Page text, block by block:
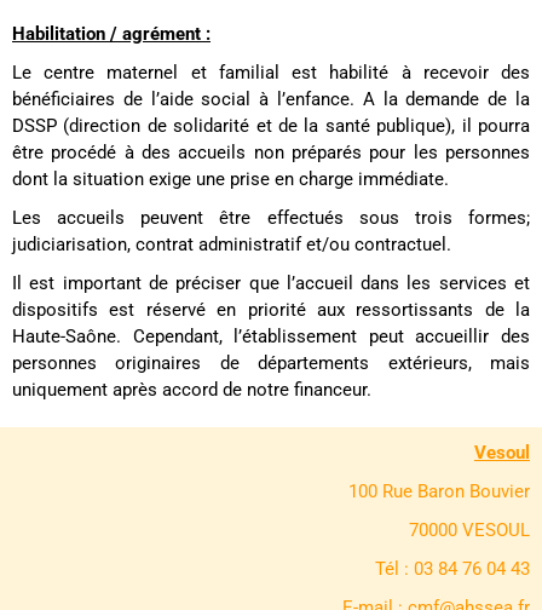
Habilitation / agrément :
Le centre maternel et familial est habilité à recevoir des
bénéficiaires de l’aide social à l’enfance. A la demande de la
DSSP (direction de solidarité et de la santé publique), il pourra
être procédé à des accueils non préparés pour les personnes
dont la situation exige une prise en charge immédiate.
Les accueils peuvent être effectués sous trois formes;
judiciarisation, contrat administratif et/ou contractuel.
Il est important de préciser que l’accueil dans les services et
dispositifs est réservé en priorité aux ressortissants de la
Haute-Saône. Cependant, l’établissement peut accueillir des
personnes originaires de départements extérieurs, mais
uniquement après accord de notre financeur.
Vesoul
100 Rue Baron Bouvier
70000 VESOUL
Tél : 03 84 76 04 43